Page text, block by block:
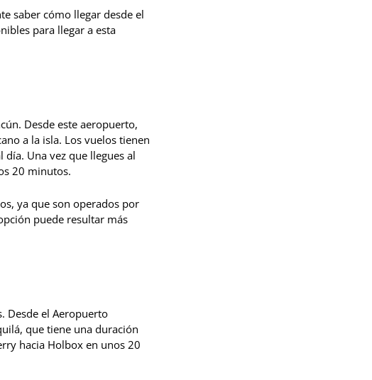
saber cómo llegar desde el
para llegar a esta
Desde este aeropuerto,
a la isla. Los vuelos tienen
Una vez que llegues al
20 minutos.
ya que son operados por
puede resultar más
Desde el Aeropuerto
que tiene una duración
hacia Holbox en unos 20